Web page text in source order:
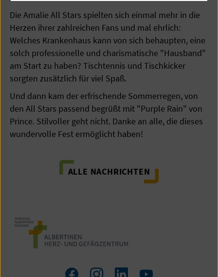
Die Amalie All Stars spielten sich einmal mehr in die
Herzen ihrer zahlreichen Fans und mal ehrlich:
Welches Krankenhaus kann von sich behaupten, eine
solch professionelle und charismatische "Hausband"
am Start zu haben? Tischtennis und Tischkicker
sorgten zusätzlich für viel Spaß.
Und dann kam der erfrischende Sommerregen, von
den All Stars passend begrüßt mit "Purple Rain" von
Prince. Stilvoller geht nicht. Danke an alle, die dieses
wundervolle Fest ermöglicht haben!
ALLE NACHRICHTEN